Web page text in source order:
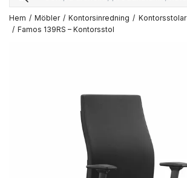
Hem Möbler Kontorsinredning
Kontorsstolar
Famos 139RS – Kontorsstol